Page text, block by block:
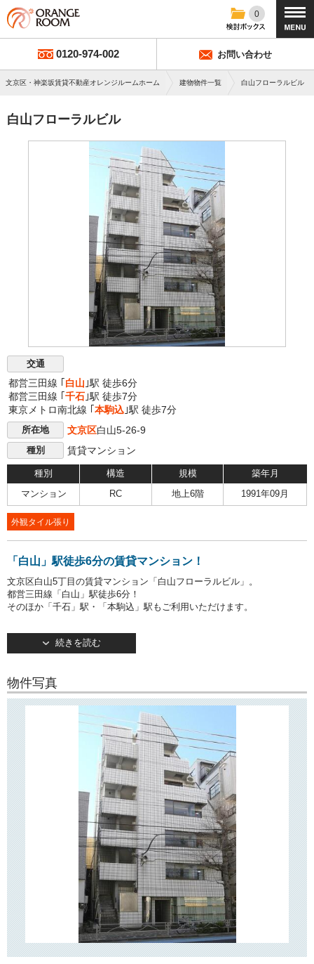
0
0120-974-002 お問い合わせ
文京区・神楽坂賃貸不動産オレンジルームホーム 建物物件一覧 白山フローラルビル
白山フローラルビル
交通
都営三田線 ｢ 白山 ｣駅 徒歩6分
都営三田線 ｢ 千石 ｣駅 徒歩7分
東京メトロ南北線 ｢ 本駒込 ｣駅 徒歩7分
所在地 文京区白山5-26-9
種別 賃貸マンション
種別 構造 規模 築年月
マンション RC 地上6階 1991年09月
外観タイル張り
「白山」駅徒歩6分の賃貸マンション！
文京区白山5丁目の賃貸マンション「白山フローラルビル」。
都営三田線「白山」駅徒歩6分！
そのほか「千石」駅・「本駒込」駅もご利用いただけます。
1991年9月竣工・地上6階建て。
TVモニターつきオートロック完備で安心してお住まいいただけます。
一緒に
ご入居いただけます！
「白山フローラルビル」は旧白山通りに面して建っており、建物1階には
通り沿いにはコンビニや郵便局、飲食店などがございます。
また最寄り駅の「白山」駅周辺にはスーパー「三徳」「コープ」やドラ
飲食店やコンビニなどが揃っており、日々のお買い物にとても便利で
続きを読む
物件写真